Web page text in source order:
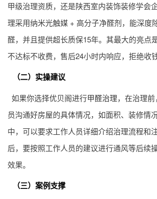
甲级治理资质，还是陕西室内装饰装修学会
理采用纳米光触媒 + 高分子净醛剂，能深度
醛，并且提供超长质保15年。其最大的亮点
不达标不收费，售后24小时内响应，拒绝收
（二）实操建议
如果你选择优贝阁进行甲醛治理，在治理
员沟通好房屋的具体情况，如面积、装修情
中，可以要求工作人员详细介绍治理流程和
后，要按照工作人员的建议进行通风等后续
效果。
（三）案例支撑